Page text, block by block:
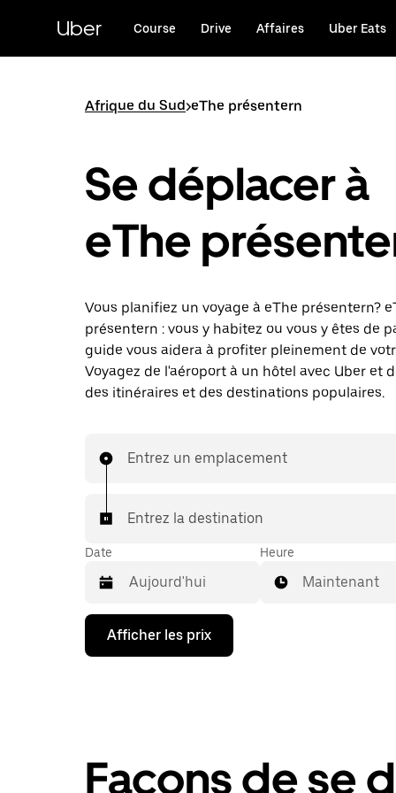
principal
Uber Course Drive Affaires Uber Eats
Afrique du Sud>eThe présentern
Se déplacer à
eThe
Vous planifiez un voyage à eThe présentern?
présentern : vous y habitez ou vous y êtes de
guide vous aidera à profiter pleinement de
Voyagez de l'aéroport à un hôtel avec Uber et
des itinéraires et des destinations populaires.
Entrez un emplacement
Entrez la destination
Date
Appuyez
la
avec
le
Heure
Maintenant
Afficher les prix
Façons de se